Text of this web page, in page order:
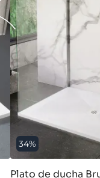
34%
Plato de ducha